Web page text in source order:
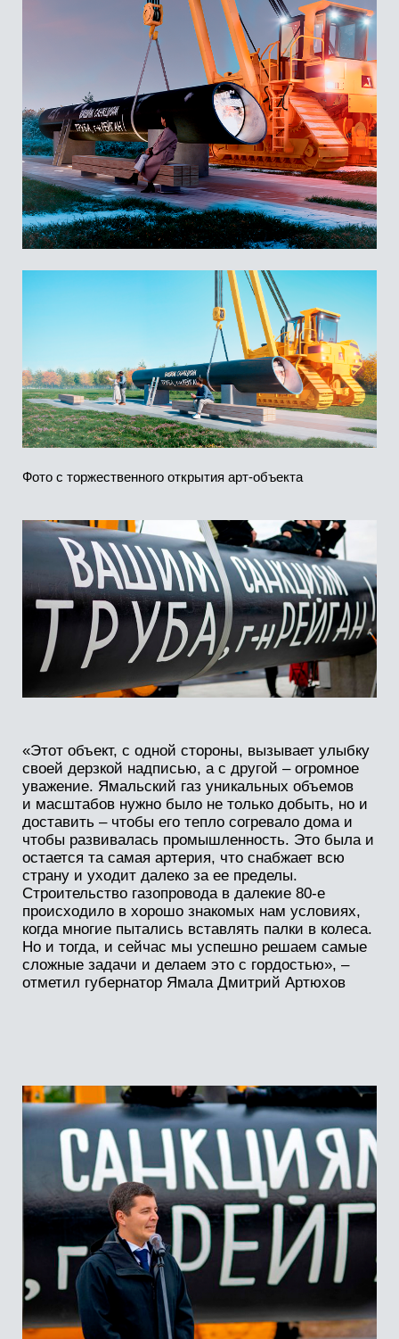
когда многие пытались вставлять палки в колеса.
Но и тогда, и сейчас мы успешно решаем самые
сложные задачи и делаем это с гордостью», –
отметил губернатор Ямала Дмитрий Артюхов